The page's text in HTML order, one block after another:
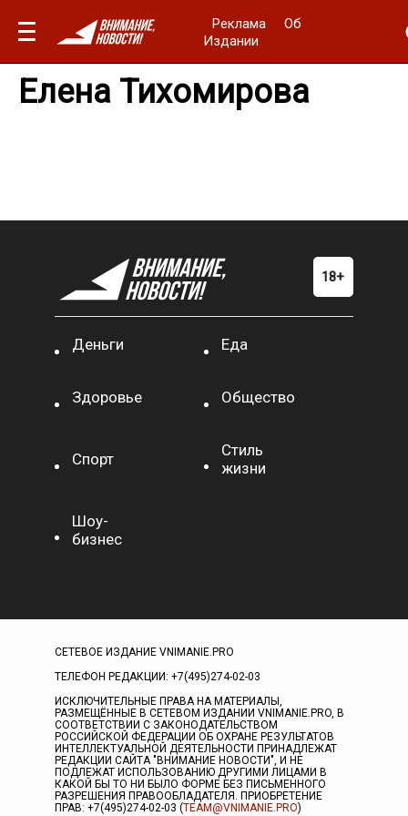
Реклама
Об
Издании
Елена Тихомирова
Деньги Еда
Здоровье Общество
Спорт
Стиль
жизни
Шоу-
бизнес
СЕТЕВОЕ ИЗДАНИЕ VNIMANIE.PRO
ТЕЛЕФОН РЕДАКЦИИ: +7(495)274-02-03
ИСКЛЮЧИТЕЛЬНЫЕ ПРАВА НА МАТЕРИАЛЫ,
РАЗМЕЩЁННЫЕ В СЕТЕВОМ ИЗДАНИИ VNIMANIE.PRO, В
СООТВЕТСТВИИ С ЗАКОНОДАТЕЛЬСТВОМ
РОССИЙСКОЙ ФЕДЕРАЦИИ ОБ ОХРАНЕ РЕЗУЛЬТАТОВ
ИНТЕЛЛЕКТУАЛЬНОЙ ДЕЯТЕЛЬНОСТИ ПРИНАДЛЕЖАТ
РЕДАКЦИИ САЙТА "ВНИМАНИЕ НОВОСТИ", И НЕ
ПОДЛЕЖАТ ИСПОЛЬЗОВАНИЮ ДРУГИМИ ЛИЦАМИ В
КАКОЙ БЫ ТО НИ БЫЛО ФОРМЕ БЕЗ ПИСЬМЕННОГО
РАЗРЕШЕНИЯ ПРАВООБЛАДАТЕЛЯ. ПРИОБРЕТЕНИЕ
ПРАВ: +7(495)274-02-03 (TEAM@VNIMANIE.PRO)